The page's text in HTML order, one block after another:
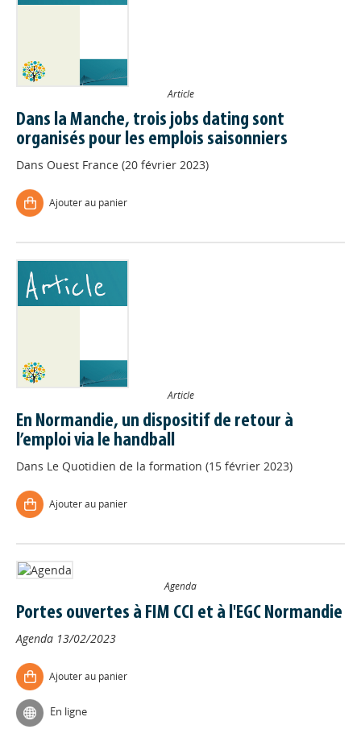
Article
Dans la Manche, trois jobs dating sont
organisés pour les emplois saisonniers
Dans Ouest France (20 février 2023)
Ajouter au panier
Article
En Normandie, un dispositif de retour à
l’emploi via le handball
Dans Le Quotidien de la formation (15 février 2023)
Ajouter au panier
Agenda
Portes ouvertes à FIM CCI et à l'EGC Normandie
Agenda 13/02/2023
Ajouter au panier
En ligne